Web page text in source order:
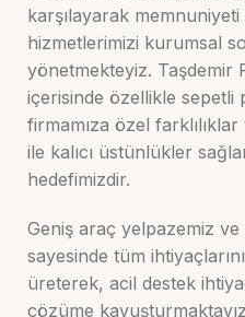
karşılayarak
hizmetlerimizi kurumsal
yönetmekteyiz. Taşdemir
içerisinde özellikle
firmamıza özel
ile kalıcı üstünlükler
hedefimizdir.
Geniş araç yelpazemiz ve
sayesinde tüm
üreterek, acil destek
çözüme